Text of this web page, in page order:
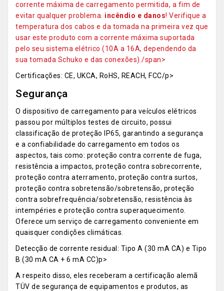
corrente máxima de carregamento permitida, a fim de
evitar qualquer problema. incêndio e danos! Verifique a
temperatura dos cabos e da tomada na primeira vez que
usar este produto com a corrente máxima suportada
pelo seu sistema elétrico (10A a 16A, dependendo da
sua tomada Schuko e das conexões)./span>
Certificações: CE, UKCA, RoHS, REACH, FCC/p>
Segurança
O dispositivo de carregamento para veículos elétricos
passou por múltiplos testes de circuito, possui
classificação de proteção IP65, garantindo a segurança
e a confiabilidade do carregamento em todos os
aspectos, tais como: proteção contra corrente de fuga,
resistência a impactos, proteção contra sobrecorrente,
proteção contra aterramento, proteção contra surtos,
proteção contra sobretensão/sobretensão, proteção
contra sobrefrequência/sobretensão, resistência às
intempéries e proteção contra superaquecimento.
Oferece um serviço de carregamento conveniente em
quaisquer condições climáticas.
Detecção de corrente residual: Tipo A (30 mA CA) e Tipo
B (30 mA CA + 6 mA CC)p>
A respeito disso, eles receberam a certificação alemã
TÜV de segurança de equipamentos e produtos, as